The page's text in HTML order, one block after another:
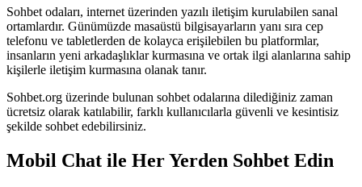
Sohbet odaları, internet üzerinden yazılı iletişim kurulabilen sanal
ortamlardır. Günümüzde masaüstü bilgisayarların yanı sıra cep
telefonu ve tabletlerden de kolayca erişilebilen bu platformlar,
insanların yeni arkadaşlıklar kurmasına ve ortak ilgi alanlarına sahip
kişilerle iletişim kurmasına olanak tanır.
Sohbet.org üzerinde bulunan sohbet odalarına dilediğiniz zaman
ücretsiz olarak katılabilir, farklı kullanıcılarla güvenli ve kesintisiz
şekilde sohbet edebilirsiniz.
Mobil Chat ile Her Yerden Sohbet Edin